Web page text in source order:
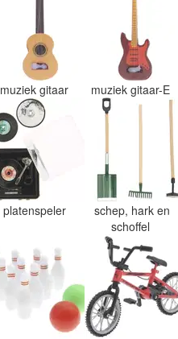
muziek gitaar muziek gitaar-E
platenspeler
schep, hark en
schoffel